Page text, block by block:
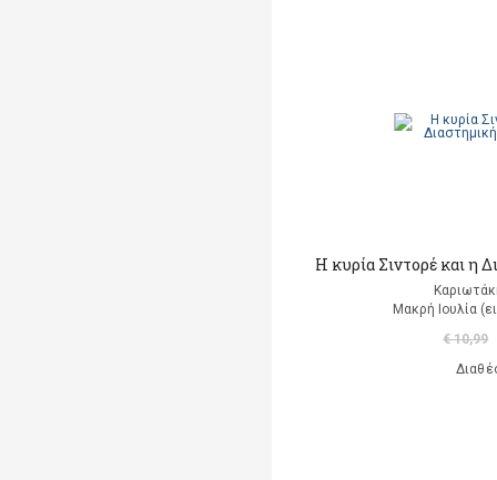
Η κυρία Σιντορέ και η
Μακρή Ιουλία
€ 10,99